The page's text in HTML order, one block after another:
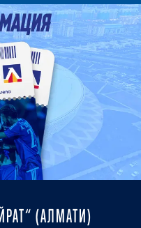
(АЛМАТИ)